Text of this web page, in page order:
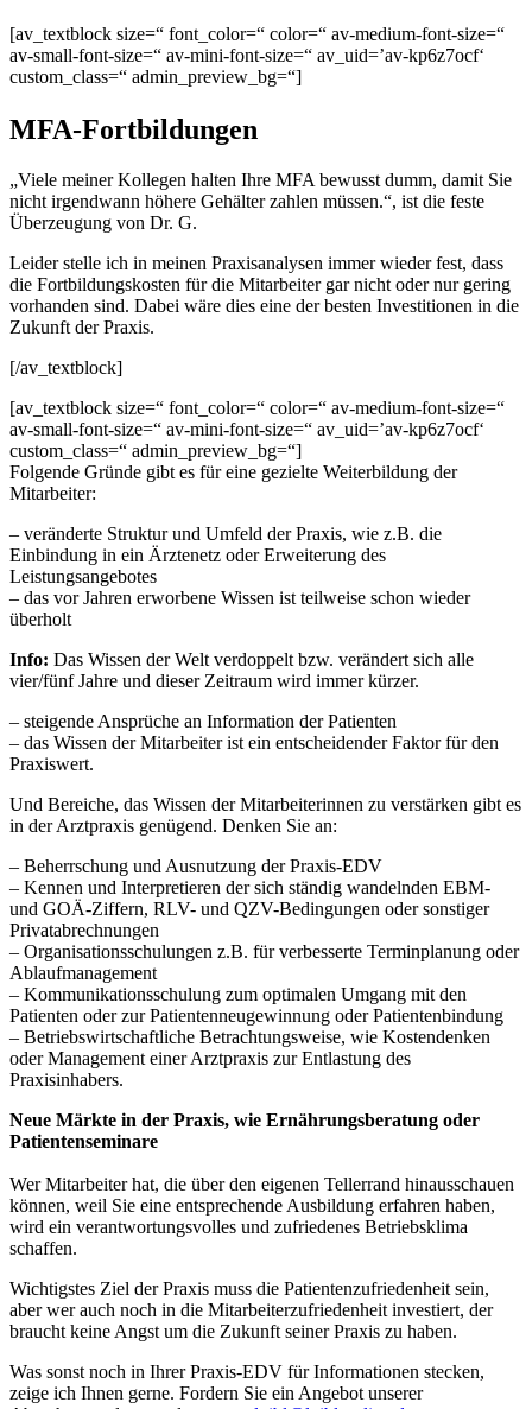
[av_textblock size=“ font_color=“ color=“ av-medium-font-size=“
av-small-font-size=“ av-mini-font-size=“ av_uid=’av-kp6z7ocf‘
custom_class=“ admin_preview_bg=“]
MFA-Fortbildungen
„Viele meiner Kollegen halten Ihre MFA bewusst dumm, damit Sie
nicht irgendwann höhere Gehälter zahlen müssen.“, ist die feste
Überzeugung von Dr. G.
Leider stelle ich in meinen Praxisanalysen immer wieder fest, dass
die Fortbildungskosten für die Mitarbeiter gar nicht oder nur gering
vorhanden sind. Dabei wäre dies eine der besten Investitionen in die
Zukunft der Praxis.
[/av_textblock]
[av_textblock size=“ font_color=“ color=“ av-medium-font-size=“
av-small-font-size=“ av-mini-font-size=“ av_uid=’av-kp6z7ocf‘
custom_class=“ admin_preview_bg=“]
Folgende Gründe gibt es für eine gezielte Weiterbildung der
Mitarbeiter:
– veränderte Struktur und Umfeld der Praxis, wie z.B. die
Einbindung in ein Ärztenetz oder Erweiterung des
Leistungsangebotes
– das vor Jahren erworbene Wissen ist teilweise schon wieder
überholt
Info: Das Wissen der Welt verdoppelt bzw. verändert sich alle
vier/fünf Jahre und dieser Zeitraum wird immer kürzer.
– steigende Ansprüche an Information der Patienten
– das Wissen der Mitarbeiter ist ein entscheidender Faktor für den
Praxiswert.
Und Bereiche, das Wissen der Mitarbeiterinnen zu verstärken gibt es
in der Arztpraxis genügend. Denken Sie an:
– Beherrschung und Ausnutzung der Praxis-EDV
– Kennen und Interpretieren der sich ständig wandelnden EBM-
und GOÄ-Ziffern, RLV- und QZV-Bedingungen oder sonstiger
Privatabrechnungen
– Organisationsschulungen z.B. für verbesserte Terminplanung oder
Ablaufmanagement
– Kommunikationsschulung zum optimalen Umgang mit den
Patienten oder zur Patientenneugewinnung oder Patientenbindung
– Betriebswirtschaftliche Betrachtungsweise, wie Kostendenken
oder Management einer Arztpraxis zur Entlastung des
Praxisinhabers.
Neue Märkte in der Praxis, wie Ernährungsberatung oder
Patientenseminare
Wer Mitarbeiter hat, die über den eigenen Tellerrand hinausschauen
können, weil Sie eine entsprechende Ausbildung erfahren haben,
wird ein verantwortungsvolles und zufriedenes Betriebsklima
schaffen.
Wichtigstes Ziel der Praxis muss die Patientenzufriedenheit sein,
aber wer auch noch in die Mitarbeiterzufriedenheit investiert, der
braucht keine Angst um die Zukunft seiner Praxis zu haben.
Was sonst noch in Ihrer Praxis-EDV für Informationen stecken,
zeige ich Ihnen gerne. Fordern Sie ein Angebot unserer